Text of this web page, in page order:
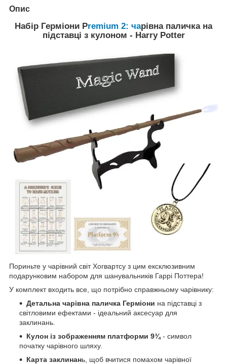
Опис
Набір Герміони Premium 2: чарівна паличка на
підставці з кулоном - Harry Potter
Пориньте у чарівний світ Хогвартсу з цим ексклюзивним
подарунковим набором для шанувальників Гаррі Поттера!
У комплект входить все, що потрібно справжньому чарівнику:
Детальна чарівна паличка Герміони на підставці з
світловими ефектами - ідеальний аксесуар для
заклинань.
Кулон із зображенням платформи 9¾ - символ
початку чарівного шляху.
Карта заклинань, щоб вчитися помахом чарівної